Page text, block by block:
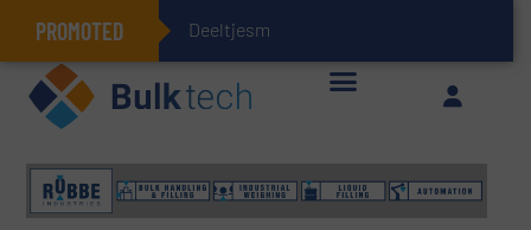
PROMOTED Deeltjesmechanica